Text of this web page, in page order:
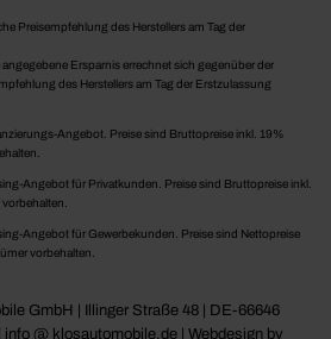
Preisempfehlung des Herstellers am Tag der
angegebene Ersparnis errechnet sich gegenüber der
des Herstellers am Tag der Erstzulassung
Angebot. Preise sind Bruttopreise inkl. 19%
Angebot für Privatkunden. Preise sind Bruttopreise inkl.
Angebot für Gewerbekunden. Preise sind Nettopreise
vorbehalten.
GmbH | Illinger Straße 48 | DE-66646
@ klosautomobile.de | Webdesign by